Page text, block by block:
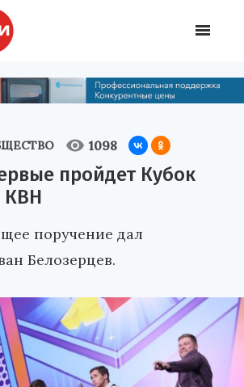
1098
пройдет Кубок
КВН
поручение дал
Белозерцев.